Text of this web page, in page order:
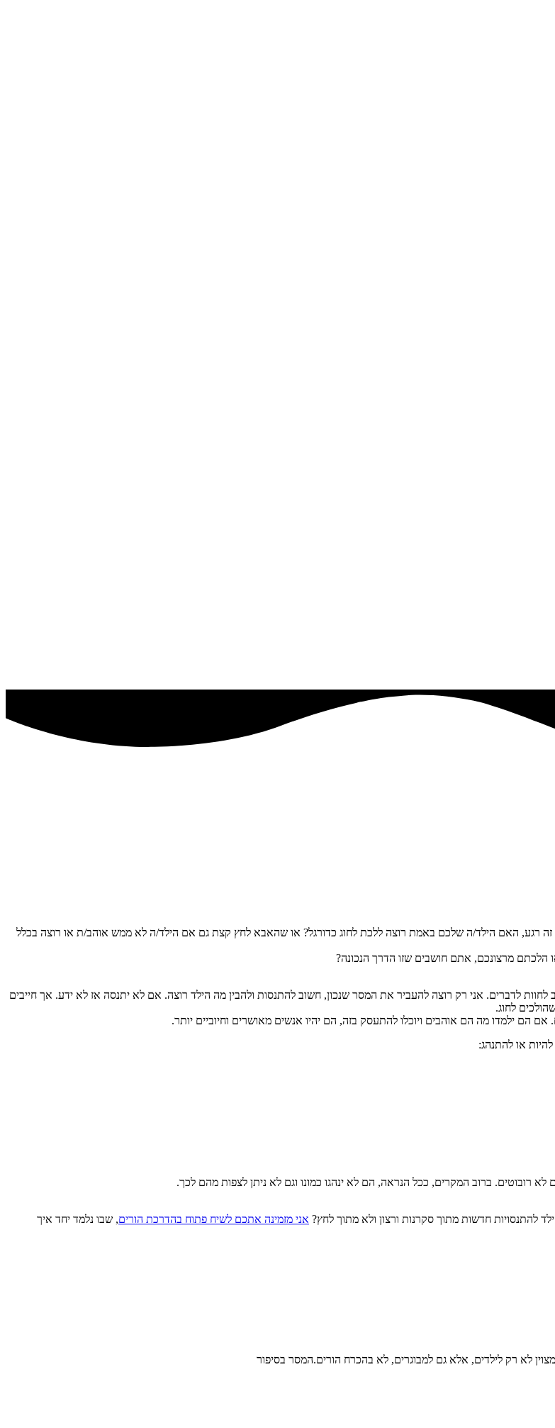
רגע, האם הילד/ה שלכם באמת רוצה ללכת לחוג כדורגל? או שהאבא לחץ קצת גם אם הילד/ה לא ממש אוהב/ת או רוצה בכלל
מרצונכם, אתם חושבים שזו הדרך הנכונה?
לדברים. אני רק רוצה להעביר את המסר שנכון, חשוב להתנסות ולהבין מה הילד רוצה. אם לא יתנסה אז לא ידע. אך חייבים
לחוג.
הם ילמדו מה הם אוהבים ויוכלו להתעסק בזה, הם יהיו אנשים מאושרים וחיוביים יותר.
או להתנהג:
לא רובוטים. ברוב המקרים, ככל הנראה, הם לא ינהגו כמונו וגם לא ניתן לצפות מהם לכך.
להתנסויות חדשות מתוך סקרנות ורצון ולא מתוך לחץ? אני מזמינה אתכם לשיח פתוח בהדרכת הורים, שבו נלמד יחד איך
לא רק לילדים, אלא גם למבוגרים, לא בהכרח הורים.המסר בסיפור